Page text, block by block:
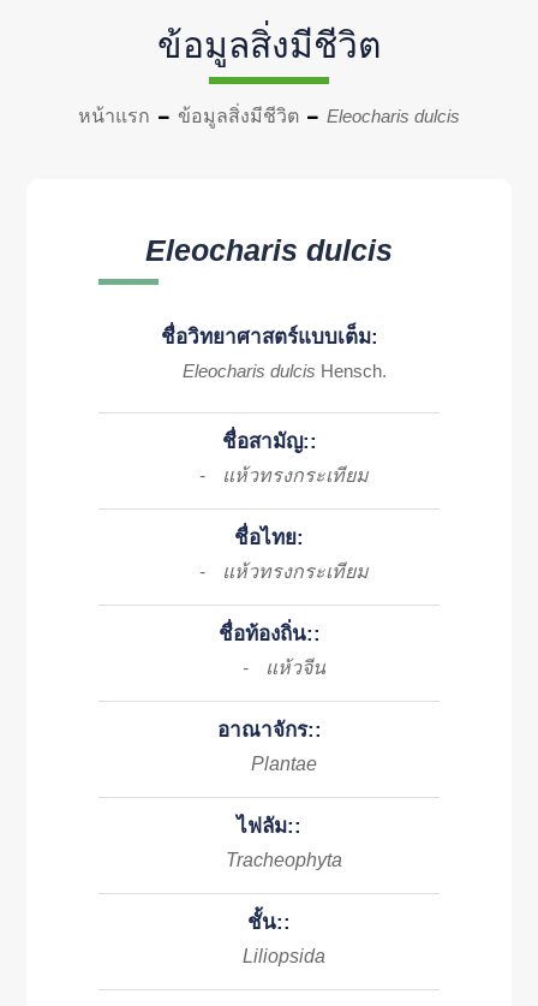
ข้อมูลสิ่งมีชีวิต
หน้าแรก ข้อมูลสิ่งมีชีวิต Eleocharis dulcis
Eleocharis dulcis
ชื่อวิทยาศาสตร์แบบเต็ม:
Eleocharis dulcis Hensch.
ชื่อสามัญ::
- แห้วทรงกระเทียม
ชื่อไทย:
- แห้วทรงกระเทียม
ชื่อท้องถิ่น::
- แห้วจีน
อาณาจักร::
Plantae
ไฟลัม::
Tracheophyta
ชั้น::
Liliopsida